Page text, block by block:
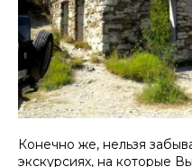
Конечно же, нельзя
экскурсиях, на которые